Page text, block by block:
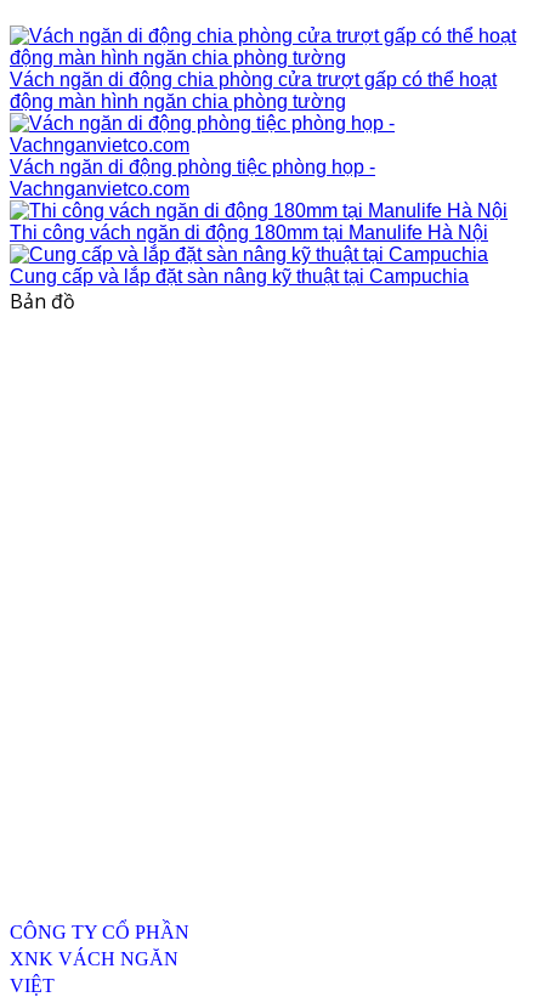
Vách ngăn di động chia phòng cửa trượt gấp có thể hoạt
động màn hình ngăn chia phòng tường
Vách ngăn di động phòng tiệc phòng họp -
Vachnganvietco.com
Thi công vách ngăn di động 180mm tại Manulife Hà Nội
Cung cấp và lắp đặt sàn nâng kỹ thuật tại Campuchia
Bản đồ
CÔNG TY CỔ PHẦN
XNK VÁCH NGĂN
VIỆT